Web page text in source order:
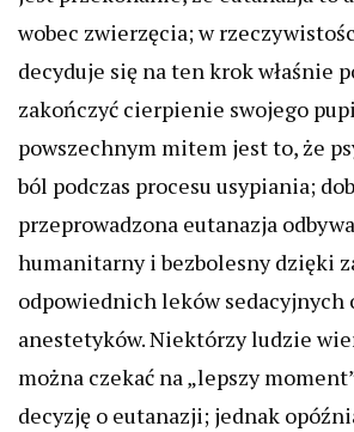
wobec zwierzęcia; w
decyduje się na ten krok właśnie
zakończyć cierpienie swojego
powszechnym mitem jest to, że
ból podczas procesu usypiania;
przeprowadzona eutanazja
humanitarny i bezbolesny dzięki
odpowiednich leków sedacyjnych
anestetyków. Niektórzy ludzie
można czekać na „lepszy
decyzję o eutanazji; jednak